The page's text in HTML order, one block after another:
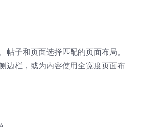
帖子和页面选择匹配的页面布局。
边栏，或为内容使用全宽度页面布